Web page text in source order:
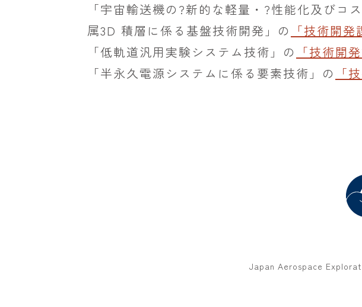
「宇宙輸送機の?新的な軽量・?性能化及び
属3D 積層に係る基盤技術開発」の 「技術開
「低軌道汎用実験システム技術」の 「技術開
「半永久電源システムに係る要素技術」の 「
Japan Aerospace